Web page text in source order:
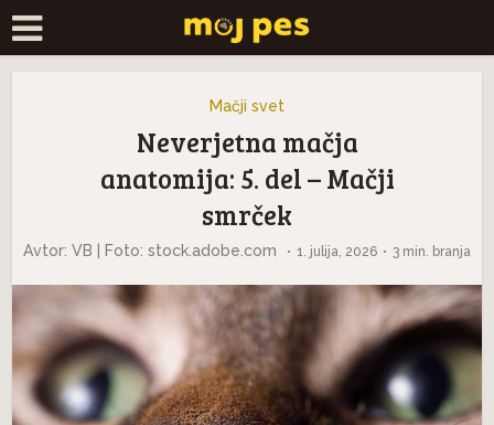
Mačji svet
Neverjetna mačja
anatomija: 5. del – Mačji
smrček
Avtor: VB | Foto: stock.adobe.com 1. julija, 2026 3 min. branja